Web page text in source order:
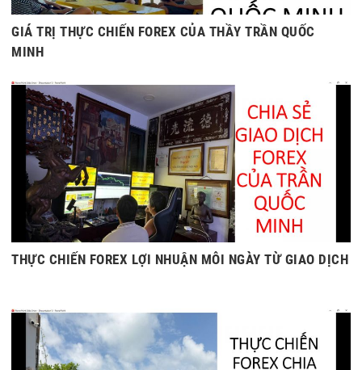
GIÁ TRỊ THỰC CHIẾN FOREX CỦA THẦY TRẦN QUỐC
MINH
THỰC CHIẾN FOREX LỢI NHUẬN MỖI NGÀY TỪ GIAO DỊCH